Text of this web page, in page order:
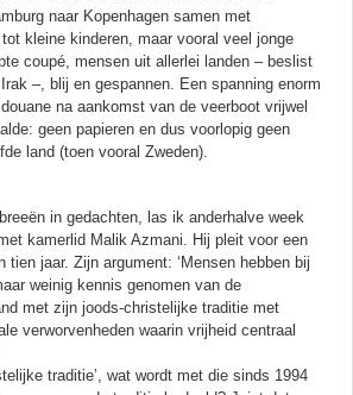
naar Kopenhagen samen met
kleine kinderen, maar vooral veel jonge
coupé, mensen uit allerlei landen – beslist
–, blij en gespannen. Een spanning enorm
na aankomst van de veerboot vrijwel
geen papieren en dus voorlopig geen
land (toen vooral Zweden).
in gedachten, las ik anderhalve week
kamerlid Malik Azmani. Hij pleit voor een
tien jaar. Zijn argument: ‘Mensen hebben bij
weinig kennis genomen van de
met zijn joods-christelijke traditie met
verworvenheden waarin vrijheid centraal
traditie’, wat wordt met die sinds 1994